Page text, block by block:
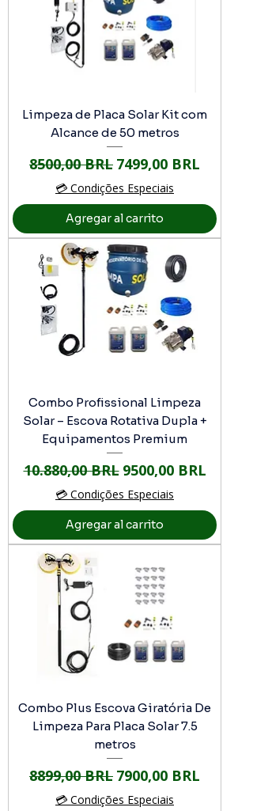
Limpeza de Placa Solar Kit com
Alcance de 50 metros
Precio
8500,00 BRL Precio de oferta
7499,00 BRL
💳 Condições Especiais
Agregar al carrito
Combo Profissional Limpeza
Solar – Escova Rotativa Dupla +
Equipamentos Premium
Precio
10.880,00 BRL Precio de oferta
9500,00 BRL
💳 Condições Especiais
Agregar al carrito
Combo Plus Escova Giratória De
Limpeza Para Placa Solar 7.5
metros
Precio
8899,00 BRL Precio de oferta
7900,00 BRL
💳 Condições Especiais